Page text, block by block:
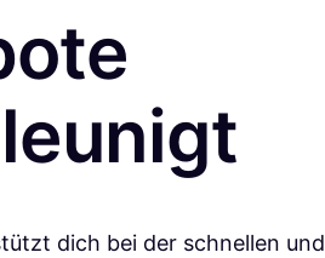
dich bei der schnellen und